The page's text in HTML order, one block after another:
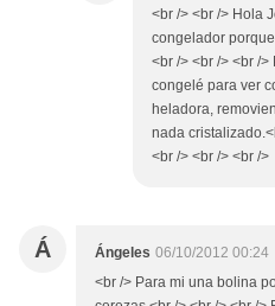
<br /> <br /> Hola
congelador
<br /> <br /> <br /
congelé para ver
heladora,
nada
<br /> <br /> <br />
Á Ángeles 06/10/2012 00:24
<br /> Para mi una bolina